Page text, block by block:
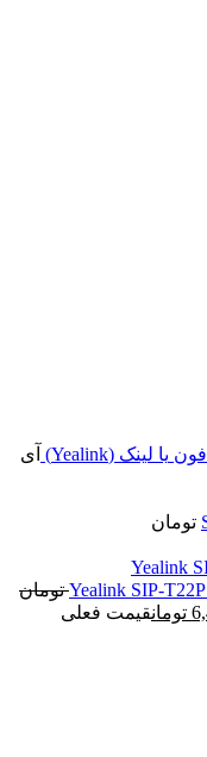
فون یا لینک (Yealink)
آی
تومان
تومان
تومانقیمت فعلی